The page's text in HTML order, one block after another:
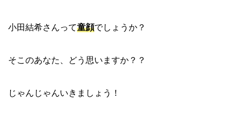
小田結希さんって童顔でしょうか？
そこのあなた、どう思いますか？？
じゃんじゃんいきましょう！